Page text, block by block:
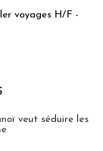
voyages H/F -
veut séduire les